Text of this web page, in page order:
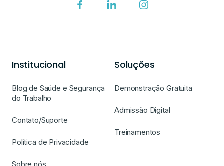
Institucional
Blog de Saúde e Segurança
do Trabalho
Contato/Suporte
Política de Privacidade
Soluções
Demonstração Gratuita
Admissão Digital
Treinamentos